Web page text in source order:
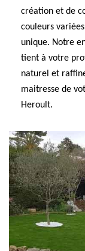
création et de
couleurs
unique. Notre
tient à votre
naturel et
maitresse de
Heroult.